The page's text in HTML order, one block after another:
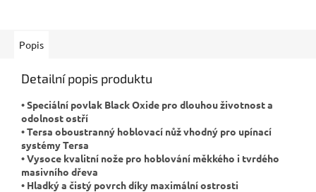
Popis
Detailní popis produktu
• Speciální povlak Black Oxide pro dlouhou životnost a
odolnost ostří
• Tersa oboustranný hoblovací nůž vhodný pro upínací
systémy Tersa
• Vysoce kvalitní nože pro hoblování měkkého i tvrdého
masivního dřeva
• Hladký a čistý povrch díky maximální ostrosti